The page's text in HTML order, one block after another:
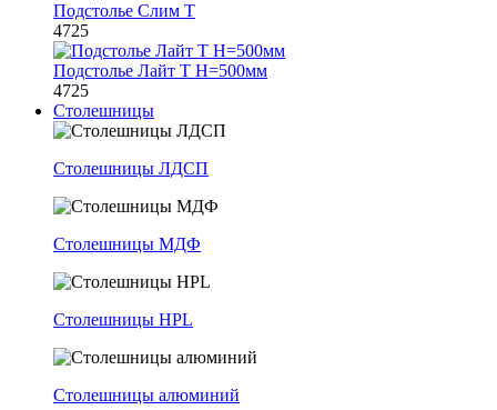
Подстолье Слим Т
4725
Подстолье Лайт Т H=500мм
4725
Столешницы
Столешницы ЛДСП
Столешницы МДФ
Столешницы HPL
Столешницы алюминий